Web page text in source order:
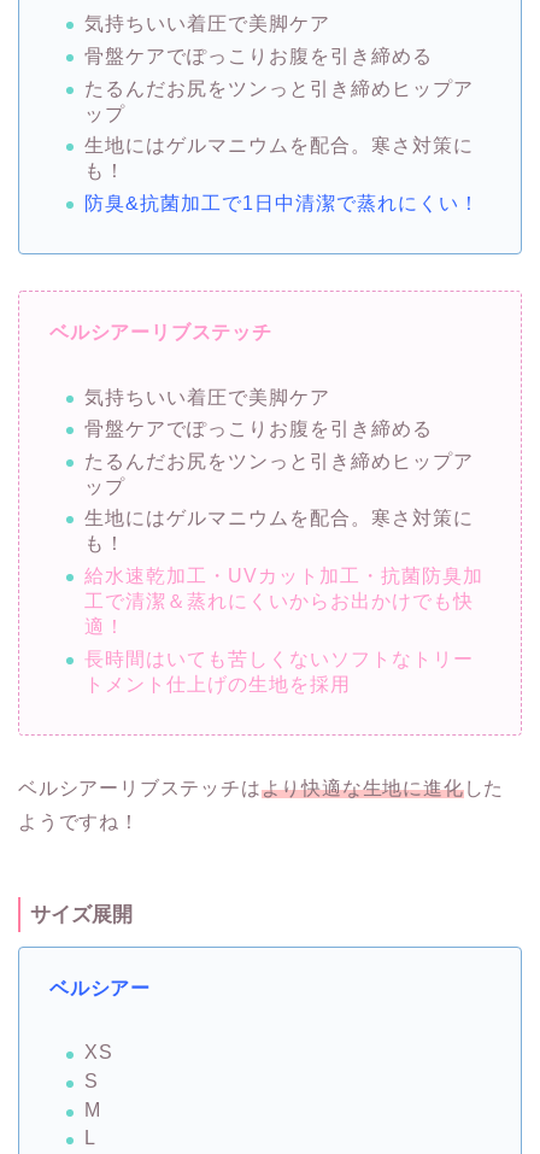
気持ちいい着圧で美脚ケア
骨盤ケアでぽっこりお腹を引き締める
たるんだお尻をツンっと引き締めヒップア
ップ
生地にはゲルマニウムを配合。寒さ対策に
も！
防臭&抗菌加工で1日中清潔で蒸れにくい！
ベルシアーリブステッチ
気持ちいい着圧で美脚ケア
骨盤ケアでぽっこりお腹を引き締める
たるんだお尻をツンっと引き締めヒップア
ップ
生地にはゲルマニウムを配合。寒さ対策に
も！
給水速乾加工・UVカット加工・抗菌防臭加
工で清潔＆蒸れにくいからお出かけでも快
適！
長時間はいても苦しくないソフトなトリー
トメント仕上げの生地を採用
ベルシアーリブステッチはより快適な生地に進化した
ようですね！
サイズ展開
ベルシアー
XS
S
M
L